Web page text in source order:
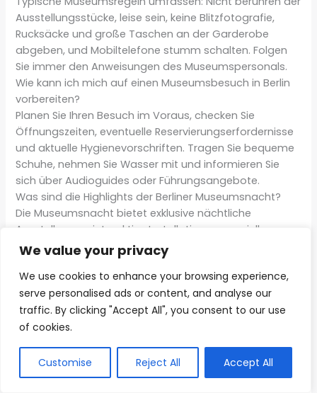
We value your privacy
We use cookies to enhance your browsing experience,
serve personalised ads or content, and analyse our
traffic. By clicking "Accept All", you consent to our use
of cookies.
Customise Reject All Accept All
Ausstellungsstücke, leise sein, keine Blitzfotografie,
Rucksäcke und große Taschen an der Garderobe
abgeben, und Mobiltelefone stumm schalten. Folgen
Sie immer den Anweisungen des Museumspersonals.
Wie kann ich mich auf einen Museumsbesuch in Berlin
vorbereiten?
Planen Sie Ihren Besuch im Voraus, checken Sie
Öffnungszeiten, eventuelle Reservierungserfordernisse
und aktuelle Hygienevorschriften. Tragen Sie bequeme
Schuhe, nehmen Sie Wasser mit und informieren Sie
sich über Audioguides oder Führungsangebote.
Was sind die Highlights der Berliner Museumsnacht?
Die Museumsnacht bietet exklusive nächtliche
Ausstellungen, interaktive Installationen, spezielle
Führungen und oft Musik- und Kulturprogramme. Die
genauen Termine und Highlights variieren jährlich,
sodass es sich lohnt, die aktuellen Informationen zu
prüfen.
Gibt es virtuelle Museumsführungen in Berlin?
Ja, viele Berliner Museen bieten innovative virtuelle
Touren an, die es Besuchern ermöglichen,
Ausstellungen von zu Hause aus zu erkunden. Diese
digitalen Angebote werden immer umfangreicher und
AIund Bilder sind mithilfe
künstlicher Intelligenz erzeugt